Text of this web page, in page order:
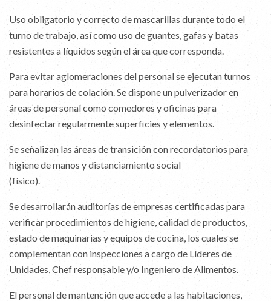
Uso obligatorio y correcto de mascarillas durante todo el
turno de trabajo, así como uso de guantes, gafas y batas
resistentes a líquidos según el área que corresponda.
Para evitar aglomeraciones del personal se ejecutan turnos
para horarios de colación. Se dispone un pulverizador en
áreas de personal como comedores y oficinas para
desinfectar regularmente superficies y elementos.
Se señalizan las áreas de transición con recordatorios para
higiene de manos y distanciamiento social
(físico).
Se desarrollarán auditorías de empresas certificadas para
verificar procedimientos de higiene, calidad de productos,
estado de maquinarias y equipos de cocina, los cuales se
complementan con inspecciones a cargo de Líderes de
Unidades, Chef responsable y/o Ingeniero de Alimentos.
El personal de mantención que accede a las habitaciones,